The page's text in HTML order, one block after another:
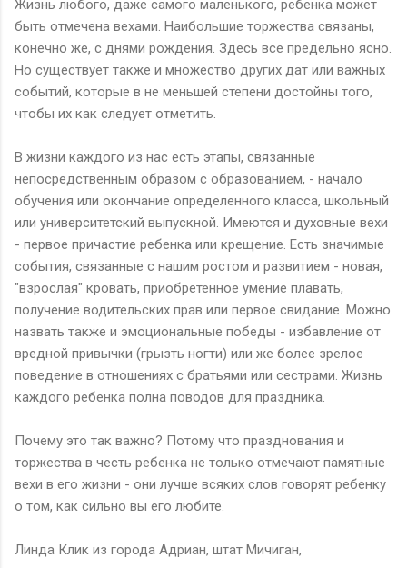
Жизнь любого, даже самого маленького, ребенка может
быть отмечена вехами. Наибольшие торжества связаны,
конечно же, с днями рождения. Здесь все предельно ясно.
Но существует также и множество других дат или важных
событий, которые в не меньшей степени достойны того,
чтобы их как следует отметить.
В жизни каждого из нас есть этапы, связанные
непосредственным образом с образованием, - начало
обучения или окончание определенного класса, школьный
или университетский выпускной. Имеются и духовные вехи
- первое причастие ребенка или крещение. Есть значимые
события, связанные с нашим ростом и развитием - новая,
"взрослая" кровать, приобретенное умение плавать,
получение водительских прав или первое свидание. Можно
назвать также и эмоциональные победы - избавление от
вредной привычки (грызть ногти) или же более зрелое
поведение в отношениях с братьями или сестрами. Жизнь
каждого ребенка полна поводов для праздника.
Почему это так важно? Потому что празднования и
торжества в честь ребенка не только отмечают памятные
вехи в его жизни - они лучше всяких слов говорят ребенку
о том, как сильно вы его любите.
Линда Клик из города Адриан, штат Мичиган,